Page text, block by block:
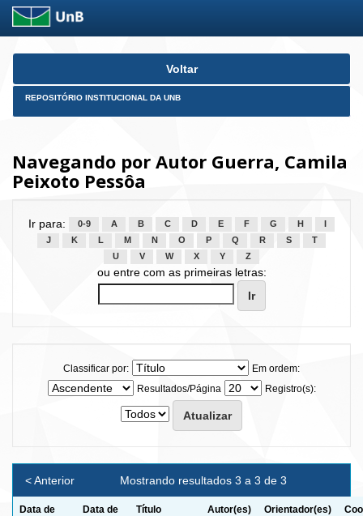
Skip
Voltar
REPOSITÓRIO INSTITUCIONAL DA UNB
Navegando por Autor Guerra, Camila
Peixoto Pessôa
Ir para: 0-9 A B C D E F G H
J
K L M N O P Q R S
T
U
V W X Y Z
ou entre com as primeiras letras:
Classificar por:
Em ordem:
Resultados/Página
Registro(s):
Mostrando resultados 3 a 3 de 3
< Anterior
Data de
Data de
Título Autor(es) Orientador(es)